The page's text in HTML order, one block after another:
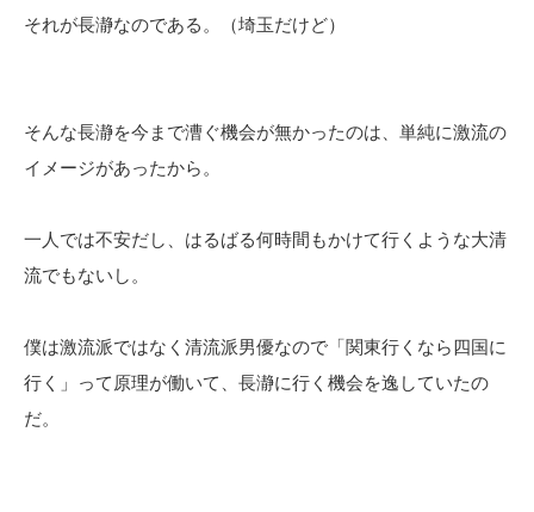
それが長瀞なのである。（埼玉だけど）
そんな長瀞を今まで漕ぐ機会が無かったのは、単純に激流の
イメージがあったから。
一人では不安だし、はるばる何時間もかけて行くような大清
流でもないし。
僕は激流派ではなく清流派男優なので「関東行くなら四国に
行く」って原理が働いて、長瀞に行く機会を逸していたの
だ。